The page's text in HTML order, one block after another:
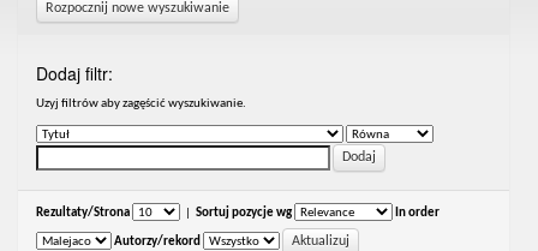
Rozpocznij nowe wyszukiwanie
Dodaj filtr:
Uzyj filtrów aby zagęścić wyszukiwanie.
Rezultaty/Strona Sortuj pozycje wg In order
Autorzy/rekord